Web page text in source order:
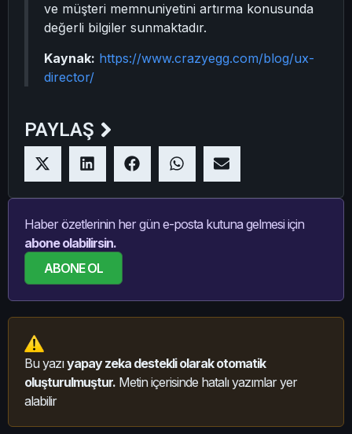
ve müşteri memnuniyetini artırma konusunda
değerli bilgiler sunmaktadır.
Kaynak: https://www.crazyegg.com/blog/ux-
director/
PAYLAŞ
Haber özetlerinin her gün e-posta kutuna gelmesi için
abone olabilirsin.
ABONE OL
Bu yazıyapay zeka destekli olarak otomatik
oluşturulmuştur. Metin içerisinde hatalı yazımlar yer
alabilir